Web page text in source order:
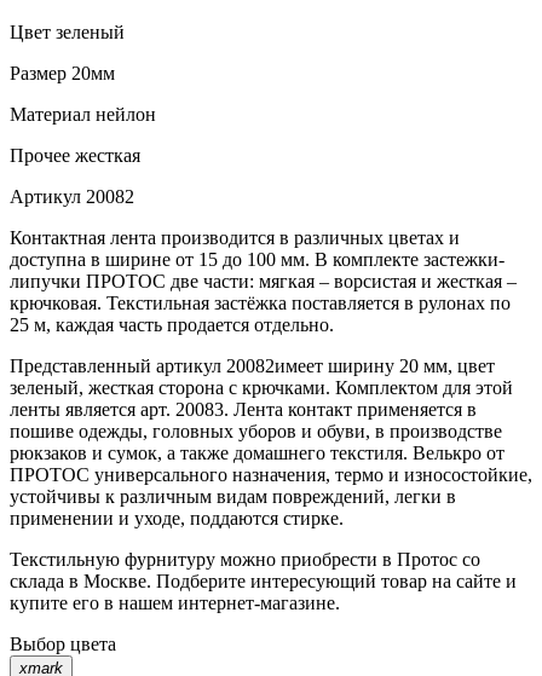
Цвет зеленый
Размер 20мм
Материал нейлон
Прочее жесткая
Артикул 20082
Контактная лента производится в различных цветах и
доступна в ширине от 15 до 100 мм. В комплекте застежки-
липучки ПРОТОС две части: мягкая – ворсистая и жесткая –
крючковая. Текстильная застёжка поставляется в рулонах по
25 м, каждая часть продается отдельно.
Представленный артикул 20082имеет ширину 20 мм, цвет
зеленый, жесткая сторона с крючками. Комплектом для этой
ленты является арт. 20083. Лента контакт применяется в
пошиве одежды, головных уборов и обуви, в производстве
рюкзаков и сумок, а также домашнего текстиля. Велькро от
ПРОТОС универсального назначения, термо и износостойкие,
устойчивы к различным видам повреждений, легки в
применении и уходе, поддаются стирке.
Текстильную фурнитуру можно приобрести в Протос со
склада в Москве. Подберите интересующий товар на сайте и
купите его в нашем интернет-магазине.
Выбор цвета
xmark